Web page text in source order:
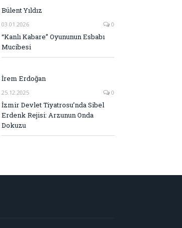
Bülent Yıldız
03.01.2026 0
“Kanlı Kabare” Oyununun Esbabı
Mucibesi
İrem Erdoğan
25.12.2025 0
İzmir Devlet Tiyatrosu’nda Sibel
Erdenk Rejisi: Arzunun Onda
Dokuzu